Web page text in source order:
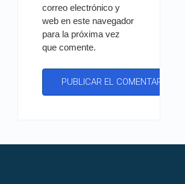
correo electrónico y
web en este navegador
para la próxima vez
que comente.